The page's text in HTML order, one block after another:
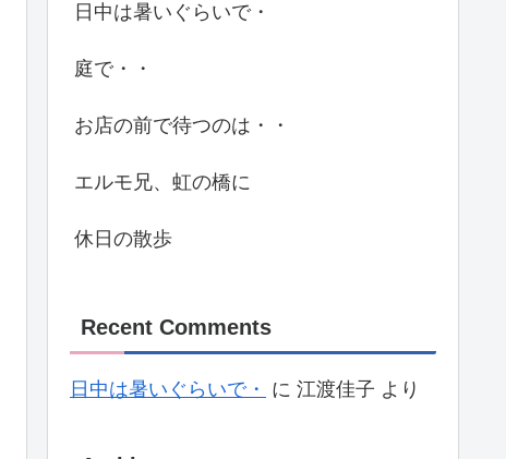
日中は暑いぐらいで・
庭で・・
お店の前で待つのは・・
エルモ兄、虹の橋に
休日の散歩
Recent Comments
日中は暑いぐらいで・ に 江渡佳子 より